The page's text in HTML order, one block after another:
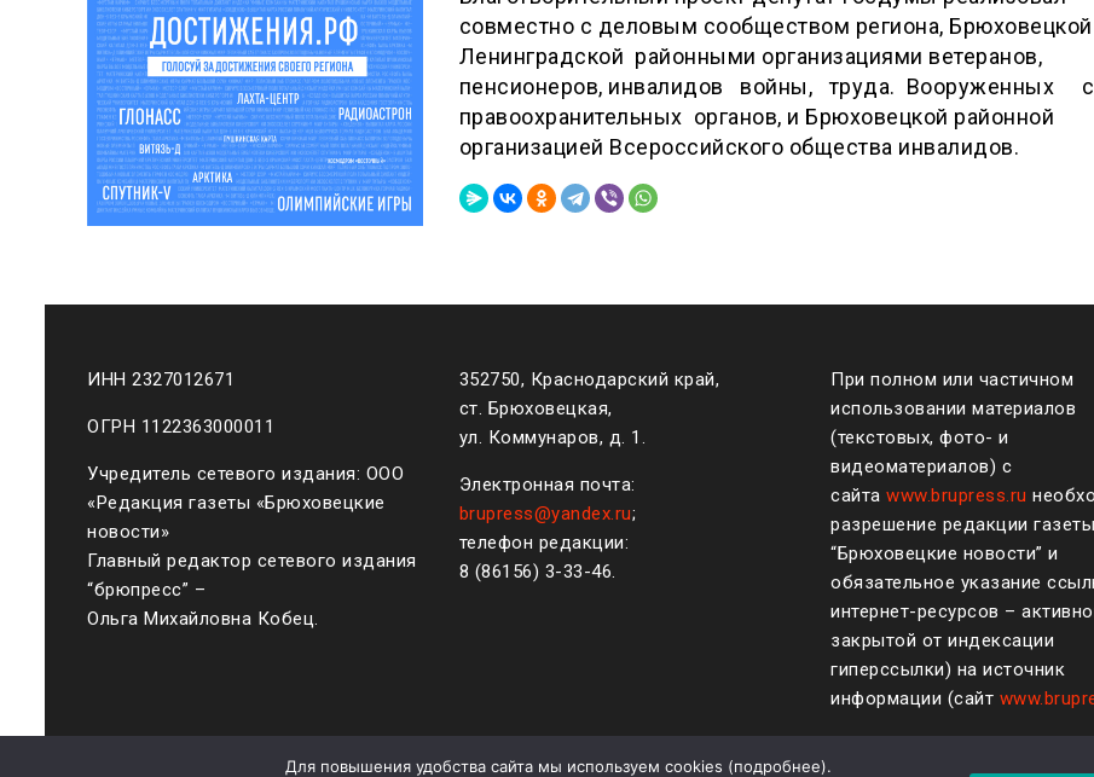
совместно с деловым сообществом региона, Брюховецкой
Ленинградской районными организациями ветеранов,
пенсионеров, инвалидов войны, труда. Вооруженных
правоохранительных органов, и Брюховецкой районной
организацией Всероссийского общества инвалидов.
ИНН 2327012671
ОГРН 1122363000011
Учредитель сетевого издания: ООО
«Редакция газеты «Брюховецкие
новости»
Главный редактор сетевого издания
“брюпресс” –
Ольга Михайловна Кобец.
352750, Краснодарский край,
ст. Брюховецкая,
ул. Коммунаров, д. 1.
Электронная почта:
brupress@yandex.ru;
телефон редакции:
8 (861 56) 3-33-46.
При полном или частичном
использовании материалов
(текстовых, фото- и
видеоматериалов) с
сайта www.brupress.ru
разрешение редакции газеты
“Брюховецкие новости” и
обязательное указание
интернет-ресурсов –
закрытой от индексации
гиперссылки) на источник
информации (сайт
Для повышения удобства сайта мы используем cookies (подробнее).